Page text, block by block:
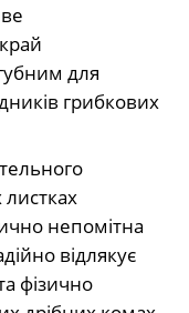
для
грибкових
непомітна
відлякує
фізично